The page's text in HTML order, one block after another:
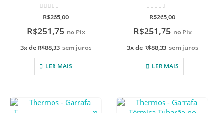
de 5
R$265,00
R$251,75 no Pix
3x de R$88,33 sem juros
LER MAIS
de 5
R$265,00
R$251,75 no Pix
3x de R$88,33 sem juros
LER MAIS